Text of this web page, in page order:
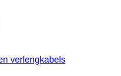
verlengkabels